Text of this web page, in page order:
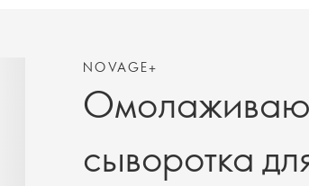
NOVAGE+
сыворотка